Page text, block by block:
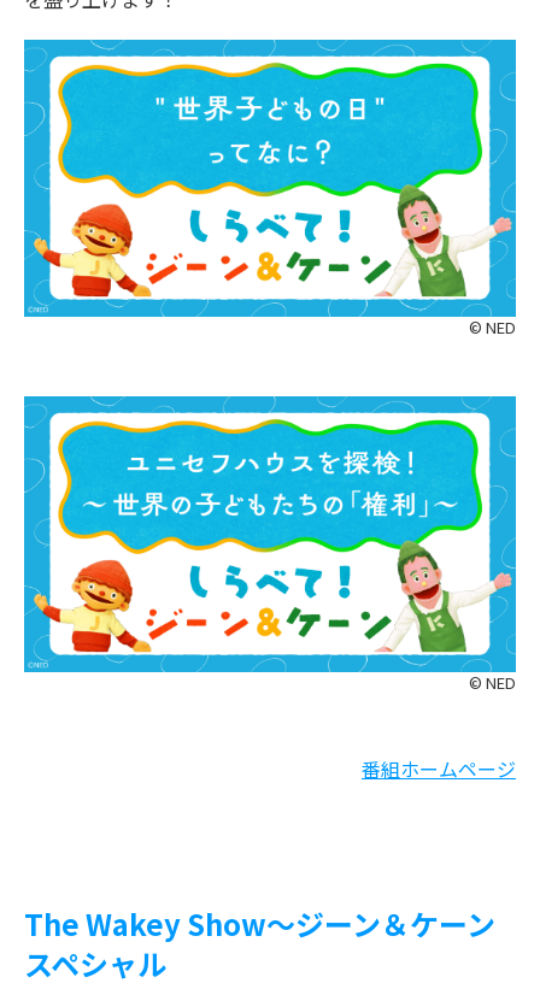
© NED
© NED
番組ホームページ
The Wakey Show～ジーン＆ケーン
スペシャル